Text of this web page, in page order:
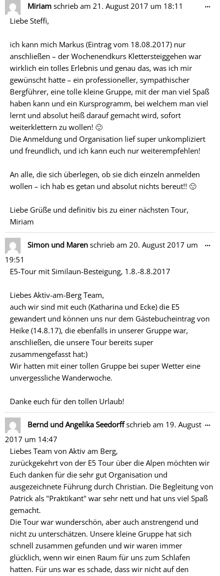
Miriam schrieb am 21. August 2017 um 18:11
Liebe Steffi,
ich kann mich Markus (Eintrag vom 18.08.2017) nur
anschließen – der Wochenendkurs Klettersteiggehen war
wirklich ein tolles Erlebnis und genau das, was ich mir
gewünscht hatte – ein professioneller, sympathischer
Bergführer, eine tolle kleine Gruppe, mit der man viel Spaß
haben kann und ein Kursprogramm, bei welchem man viel
lernt und absolut heiß darauf gemacht wird, sofort
weiterklettern zu wollen! 🙂
Die Anmeldung und Organisation lief super unkompliziert
und freundlich, und ich kann euch nur weiterempfehlen!
An alle, die sich überlegen, ob sie dich einzeln anmelden
wollen – ich hab es getan und absolut nichts bereut!! 🙂
Liebe Grüße und definitiv bis zu einer nächsten Tour,
Miriam
…
Simon und Maren schrieb am 20. August 2017 um
19:51
E5-Tour mit Similaun-Besteigung, 1.8.-8.8.2017
Liebes Aktiv-am-Berg Team,
auch wir sind mit euch (Katharina und Ecke) die E5
gewandert und können uns nur dem Gästebucheintrag von
Heike (14.8.17), die ebenfalls in unserer Gruppe war,
anschließen, die unsere Tour bereits super
zusammengefasst hat:)
Wir hatten mit einer tollen Gruppe bei super Wetter eine
unvergessliche Wanderwoche.
Danke euch für den tollen Urlaub!
…
Bernd und Angelika Seedorffschrieb am 19. August
2017 um 14:47
Liebes Team von Aktiv am Berg,
zurückgekehrt von der E5 Tour über die Alpen möchten wir
Euch danken für die sehr gut Organisation und
ausgezeichnete Führung durch Christian. Die Begleitung von
Patrick als "Praktikant" war sehr nett und hat uns viel Spaß
gemacht.
Die Tour war wunderschön, aber auch anstrengend und
nicht zu unterschätzen. Unsere kleine Gruppe hat sich
schnell zusammen gefunden und wir waren immer
glücklich, wenn wir einen Raum für uns zum Schlafen
hatten. Für uns war es schade, dass wir nicht auf den
…